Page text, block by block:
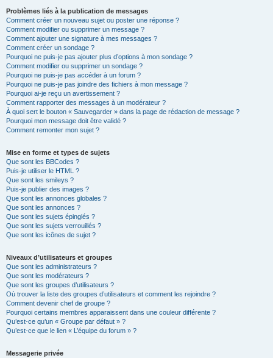
Problèmes liés à la publication de messages
Comment créer un nouveau sujet ou poster une réponse ?
Comment modifier ou supprimer un message ?
Comment ajouter une signature à mes messages ?
Comment créer un sondage ?
Pourquoi ne puis-je pas ajouter plus d’options à mon sondage ?
Comment modifier ou supprimer un sondage ?
Pourquoi ne puis-je pas accéder à un forum ?
Pourquoi ne puis-je pas joindre des fichiers à mon message ?
Pourquoi ai-je reçu un avertissement ?
Comment rapporter des messages à un modérateur ?
À quoi sert le bouton « Sauvegarder » dans la page de rédaction de message ?
Pourquoi mon message doit être validé ?
Comment remonter mon sujet ?
Mise en forme et types de sujets
Que sont les BBCodes ?
Puis-je utiliser le HTML ?
Que sont les smileys ?
Puis-je publier des images ?
Que sont les annonces globales ?
Que sont les annonces ?
Que sont les sujets épinglés ?
Que sont les sujets verrouillés ?
Que sont les icônes de sujet ?
Niveaux d’utilisateurs et groupes
Que sont les administrateurs ?
Que sont les modérateurs ?
Que sont les groupes d’utilisateurs ?
Où trouver la liste des groupes d’utilisateurs et comment les rejoindre ?
Comment devenir chef de groupe ?
Pourquoi certains membres apparaissent dans une couleur différente ?
Qu’est-ce qu’un « Groupe par défaut » ?
Qu’est-ce que le lien « L’équipe du forum » ?
Messagerie privée